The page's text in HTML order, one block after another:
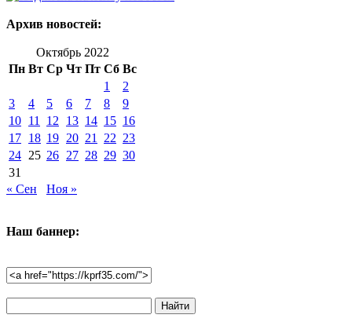
Архив новостей:
Октябрь 2022
Пн Вт Ср Чт Пт Сб Вс
1
2
3
4 5 6 7 8
9
10 11 12 13 14 15 16
17 18 19 20 21 22 23
24 25 26 27 28 29 30
31
« Сен
Ноя »
Наш баннер:
по